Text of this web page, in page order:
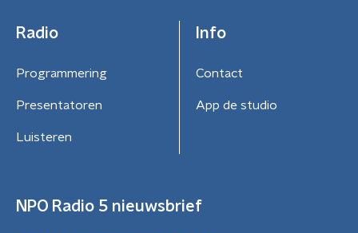
Radio
Programmering
Presentatoren
Luisteren
Info
Contact
App de studio
NPO Radio 5 nieuwsbrief